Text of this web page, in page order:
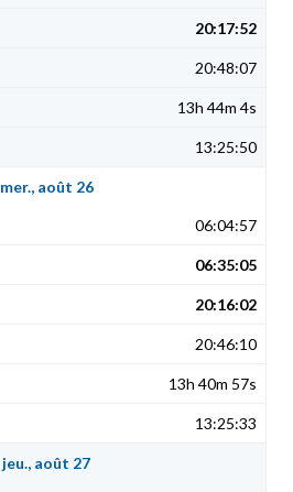
20:17:52
20:48:07
13h 44m 4s
13:25:50
mer., août 26
06:04:57
06:35:05
20:16:02
20:46:10
13h 40m 57s
13:25:33
jeu., août 27